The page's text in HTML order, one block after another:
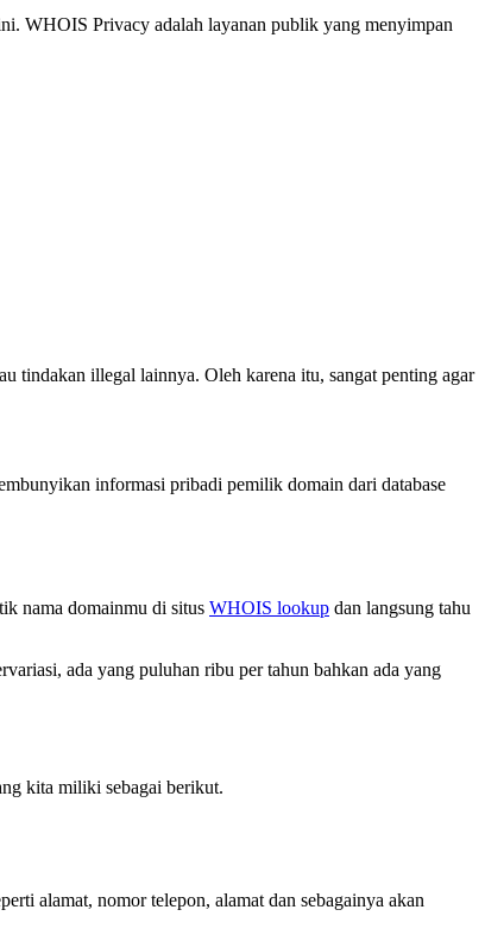
WHOIS Privacy adalah layanan publik yang menyimpan
tindakan illegal lainnya. Oleh karena itu, sangat penting agar
informasi pribadi pemilik domain dari database
nama domainmu di situs WHOIS lookup dan langsung tahu
ada yang puluhan ribu per tahun bahkan ada yang
kita miliki sebagai berikut.
alamat, nomor telepon, alamat dan sebagainya akan